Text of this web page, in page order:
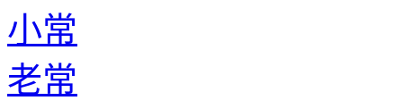
小常
老常